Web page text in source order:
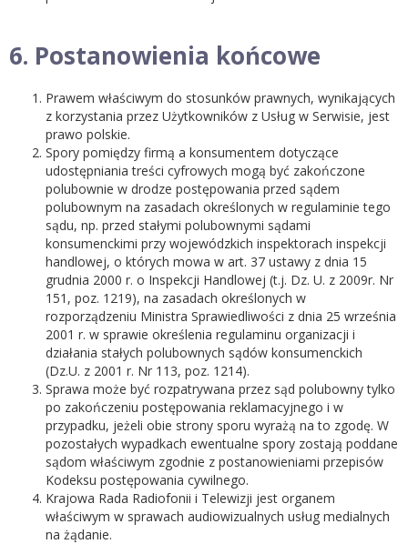
6. Postanowienia końcowe
Prawem właściwym do stosunków prawnych, wynikających
z korzystania przez Użytkowników z Usług w Serwisie, jest
prawo polskie.
Spory pomiędzy firmą a konsumentem dotyczące
udostępniania treści cyfrowych mogą być zakończone
polubownie w drodze postępowania przed sądem
polubownym na zasadach określonych w regulaminie tego
sądu, np. przed stałymi polubownymi sądami
konsumenckimi przy wojewódzkich inspektorach inspekcji
handlowej, o których mowa w art. 37 ustawy z dnia 15
grudnia 2000 r. o Inspekcji Handlowej (t.j. Dz. U. z 2009r. Nr
151, poz. 1219), na zasadach określonych w
rozporządzeniu Ministra Sprawiedliwości z dnia 25 września
2001 r. w sprawie określenia regulaminu organizacji i
działania stałych polubownych sądów konsumenckich
(Dz.U. z 2001 r. Nr 113, poz. 1214).
Sprawa może być rozpatrywana przez sąd polubowny tylko
po zakończeniu postępowania reklamacyjnego i w
przypadku, jeżeli obie strony sporu wyrażą na to zgodę. W
pozostałych wypadkach ewentualne spory zostają poddane
sądom właściwym zgodnie z postanowieniami przepisów
Kodeksu postępowania cywilnego.
Krajowa Rada Radiofonii i Telewizji jest organem
właściwym w sprawach audiowizualnych usług medialnych
na żądanie.